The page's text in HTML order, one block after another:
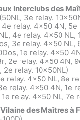
Interclubs des
3e relay.
relay. 4×50 4N, 5e
4e relay. 4×50 NL,
3e relay. 4×50 NL,
1e relay. 4×50
2e relay. 4×50 4N,
2e relay. 10x50NL)
relay. 4×50 NL, 8e
relay. 4×50 4N, 1e
relay. 4×50 NL, 7e
des Maîtres à